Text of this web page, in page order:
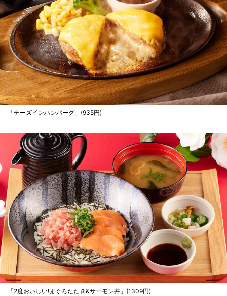
「チーズインハンバーグ」(935円)
「2度おいしい!まぐろたたき&サーモン丼」(1309円)